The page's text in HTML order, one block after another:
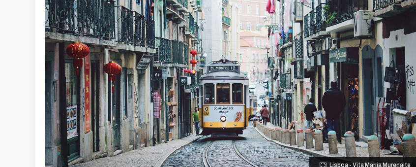
Lisboa - Vita Marija Murenaite